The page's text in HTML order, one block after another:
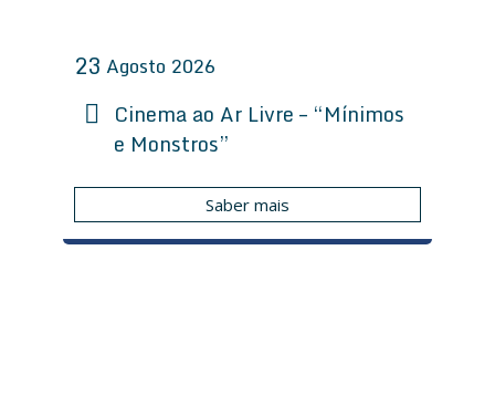
23 Agosto 2026
Cinema ao Ar Livre – “Mínimos
e Monstros”
Saber mais